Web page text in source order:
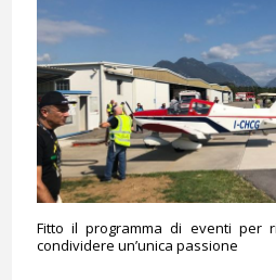
Fitto il programma di eventi per
condividere un’unica passione